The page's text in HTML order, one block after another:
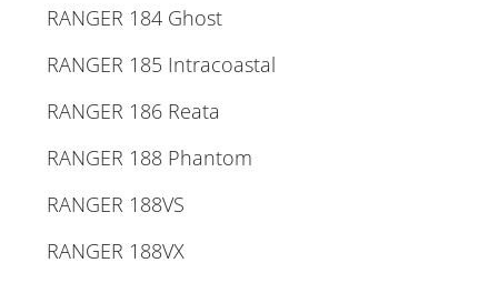
RANGER 184 Ghost
RANGER 185 Intracoastal
RANGER 186 Reata
RANGER 188 Phantom
RANGER 188VS
RANGER 188VX